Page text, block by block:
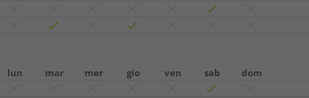
lun
mar mer gio ven sab
dom